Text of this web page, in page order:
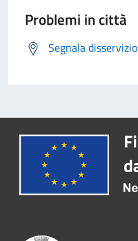
Problemi in città
Segnala disservizio